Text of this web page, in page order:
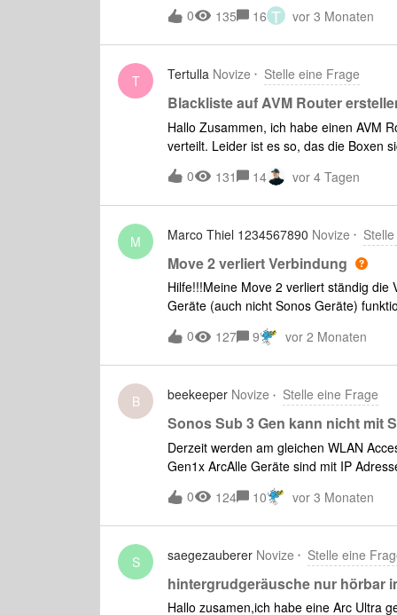
dem Sub und dann nichts mehr. Ich
out angeschlossen und hatte den
0 135 16 T vor 3 Monaten
T Tertulla Novize Stelle eine Frage
Blackliste auf AVM Router
Hallo Zusammen, ich habe einen AVM
verteilt. Leider ist es so, das die Boxen
möglich. Es kommt nur aus einer Box
Blackliste auf dem Router anlegen,
0 131 14 vor 4 Tagen
M Marco Thiel 1234567890 Novize
Move 2 verliert Verbindung
Hilfe!!!Meine Move 2 verliert ständig die
Geräte (auch nicht Sonos Geräte)
einschalten der Move 2 ist eine
in der App nicht möglich. Auch eine
das die Sonos App bei mir manchmal
0 127 9 vor 2 Monaten
B beekeeper Novize Stelle eine Frage
Sonos Sub 3 Gen kann nicht mit
Derzeit werden am gleichen WLAN
Gen1x ArcAlle Geräte sind mit IP
die OneSL funktionieren ohne
per IP sichtbar und kann per ping
App ohne Probleme durchlaufen ABER
Frequenzen wieder, ist aber in der
Support brachte keine Lösung. Lapidare
Wohlgemerkt alle anderen LAN und
0 124 10 vor 3 Monaten
S saegezauberer Novize Stelle eine
hintergrudgeräusche nur hörbar
Hallo zusamen,ich habe eine Arc Ultra